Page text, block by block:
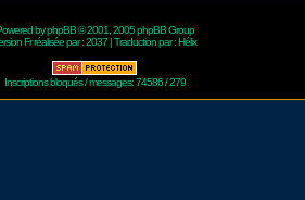
byphpBB© 2001, 2005 phpBB Group
Fr réalisée par :2037 | Traduction par :Hélix
Inscriptions bloqués / messages: 74586 / 279